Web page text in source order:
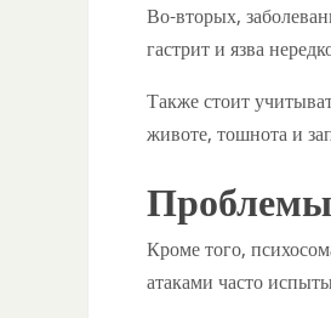
Во-вторых,
гастрит и язва
Также стоит
животе, тошнота и
Кроме того,
атаками часто